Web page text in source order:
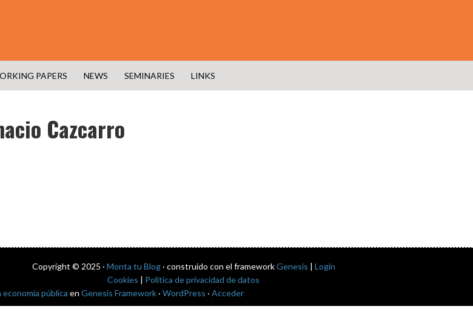
PAPERS NEWS SEMINARIES LINKS
Cazcarro
Copyright © 2025 · Monta tu Blog· construido con el frameworkGenesis | Login
Cookies | Política de privacidad de datos
economía pública en Genesis Framework · WordPress · Acceder